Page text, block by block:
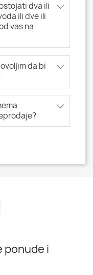
dva ili
ili dve ili
vas na
da bi
ponude i